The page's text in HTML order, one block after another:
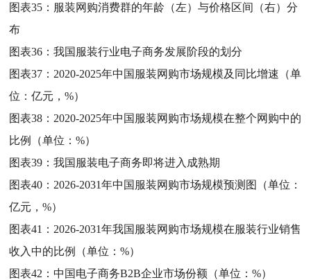
图表35： 服装网购消费群的年龄（左）与价格区间（右）分
布
图表36：我国服装行业电子商务发展阶段的划分
图表37： 2020-2025年中国服装网购市场规模及同比增速（单
位：亿元，%）
图表38： 2020-2025年中国服装网购市场规模在整个网购中的
比例（单位：%）
图表39：我国服装电子商务即将进入成熟期
图表40： 2026-2031年中国服装网购市场规模预测图（单位：
亿元，%）
图表41： 2026-2031年我国服装网购市场规模在服装行业销售
收入中的比例（单位：%）
图表42：中国电子商务B2B企业市场份额（单位：%）